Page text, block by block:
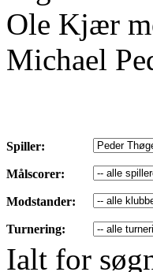
Ole Kjær
Michael
Spiller:
Målscorer:
Modstander:
Turnering:
Ialt for